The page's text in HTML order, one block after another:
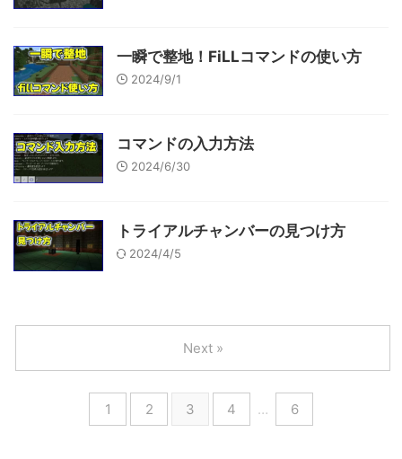
一瞬で整地！FiLLコマンドの使い方
2024/9/1
コマンドの入力方法
2024/6/30
トライアルチャンバーの見つけ方
2024/4/5
1 2 3 4 … 6
Next »